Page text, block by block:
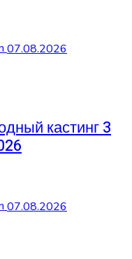
07.08.2026
кастинг 3
07.08.2026